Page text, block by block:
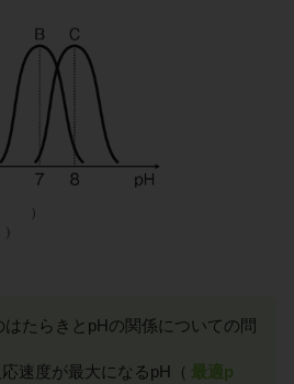
はたらきとpHの関係についての問
速度が最大になるpH（ 最適p